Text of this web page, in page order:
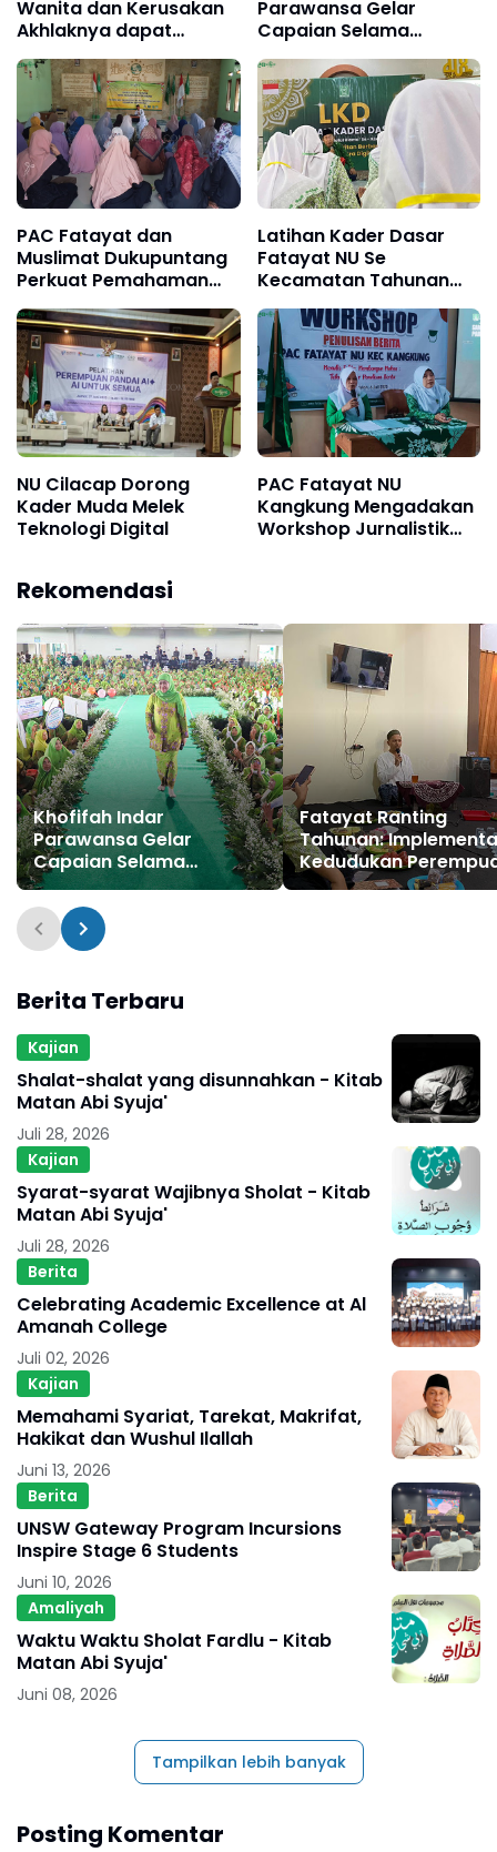
Wanita dan Kerusakan
Akhlaknya dapat
Mempengaruhi
Suaminya
Parawansa Gelar
Capaian Selama
Menjabat Gubernur
Jawa Timur
PAC Fatayat dan
Muslimat Dukupuntang
Perkuat Pemahaman
Fikih Praktis bagi Ibu-Ibu
Latihan Kader Dasar
Fatayat NU Se
Kecamatan Tahunan
Jepara
NU Cilacap Dorong
Kader Muda Melek
Teknologi Digital
PAC Fatayat NU
Kangkung Mengadakan
Workshop Jurnalistik
Rekomendasi
Khofifah Indar
Parawansa Gelar
Capaian Selama
Menjabat Gubernur Jawa
Timur
Fatayat Ranting
Tahunan:
Kedudukan
dalam Keluarga dan
Berita Terbaru
Kajian
Shalat-shalat yang disunnahkan - Kitab
Matan Abi Syuja'
Juli 28, 2026
Kajian
Syarat-syarat Wajibnya Sholat - Kitab
Matan Abi Syuja'
Juli 28, 2026
Berita
Celebrating Academic Excellence at Al
Amanah College
Juli 02, 2026
Kajian
Memahami Syariat, Tarekat, Makrifat,
Hakikat dan Wushul Ilallah
Juni 13, 2026
Berita
UNSW Gateway Program Incursions
Inspire Stage 6 Students
Juni 10, 2026
Amaliyah
Waktu Waktu Sholat Fardlu - Kitab
Matan Abi Syuja'
Juni 08, 2026
Tampilkan lebih banyak
Posting Komentar